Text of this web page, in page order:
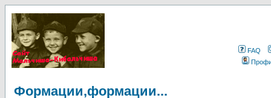
FAQ
Формации,формации...